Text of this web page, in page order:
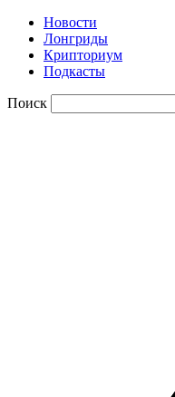
Новости
Лонгриды
Крипториум
Подкасты
Поиск